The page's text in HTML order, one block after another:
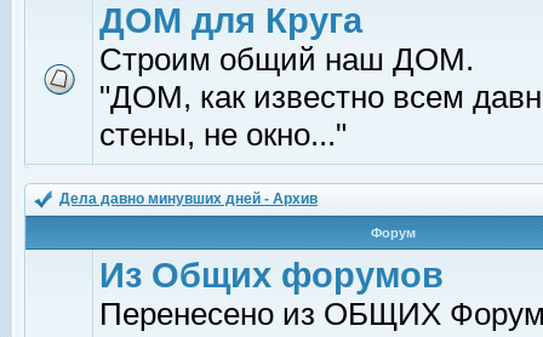
ДОМ для Круга
Строим общий наш ДОМ.
"ДОМ, как известно всем
стены, не окно..."
Дела давно минувших дней - Архив
Форум
Из Общих форумов
Перенесено из ОБЩИХ